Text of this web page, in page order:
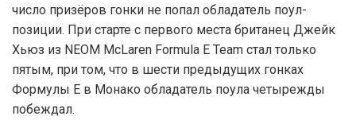
число призёров гонки не попал обладатель поул-
позиции. При старте с первого места британец Джейк
Хьюз из NEOM McLaren Formula E Team стал только
пятым, при том, что в шести предыдущих гонках
Формулы Е в Монако обладатель поула четырежды
побеждал.